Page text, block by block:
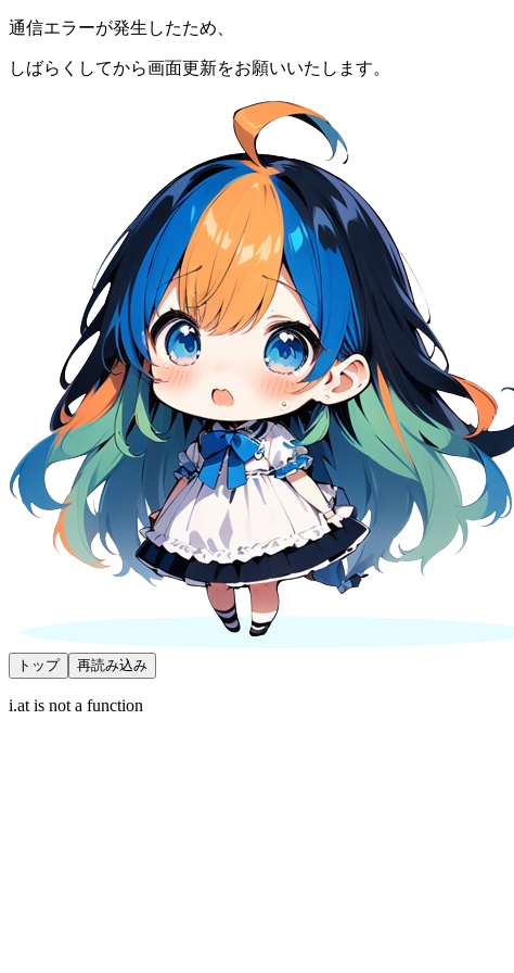
通信エラーが発生したため、
しばらくしてから画面更新をお願いいたします。
トップ 再読み込み
i.at is not a function